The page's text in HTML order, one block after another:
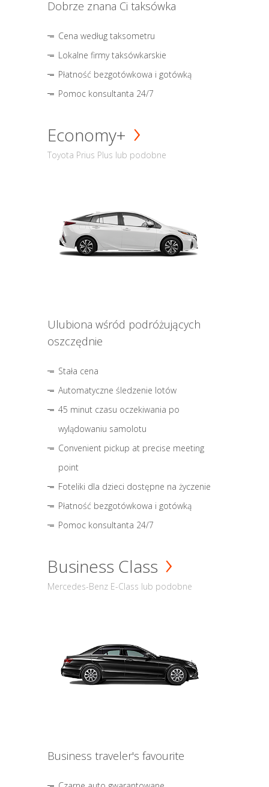
Dobrze znana Ci taksówka
Cena według taksometru
Lokalne firmy taksówkarskie
Płatność bezgotówkowa i gotówką
Pomoc konsultanta 24/7
Economy+
Toyota Prius Plus lub podobne
Ulubiona wśród podróżujących
oszczędnie
Stała cena
Automatyczne śledzenie lotów
45 minut czasu oczekiwania po
wylądowaniu samolotu
Convenient pickup at precise meeting
point
Foteliki dla dzieci dostępne na życzenie
Płatność bezgotówkowa i gotówką
Pomoc konsultanta 24/7
Business Class
Mercedes-Benz E-Class lub podobne
Business traveler's favourite